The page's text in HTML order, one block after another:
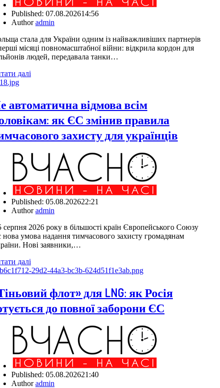
Published: 07.08.202614:56
Authoradmin
стала для України одним із найважливіших партнерів
місяці повномасштабної війни: відкрила кордон для
людей, передавала танки…
далі
автоматична відмова всім
як ЄС змінив правила
захисту для українців
Published: 05.08.202622:21
Authoradmin
серпня 2026 року в більшості країн Європейського Союзу
нова умова надання тимчасового захисту громадянам
Нові заявники,…
далі
флот» для LNG: як Росія
до повної заборони ЄС
Published: 05.08.202621:40
Authoradmin